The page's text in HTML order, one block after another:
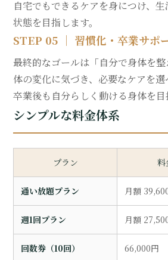
自宅でもできるケアを身につけ、
状態を目指します。
STEP 05 ｜ 習慣化・卒業サポ
最終的なゴールは「自分で身体を
体の変化に気づき、必要なケアを選
卒業後も自分らしく動ける身体を目
シンプルな料金体系
プラン 料
通い放題プラン 月額
週1回プラン 月額
回数券（10回） 66,000円